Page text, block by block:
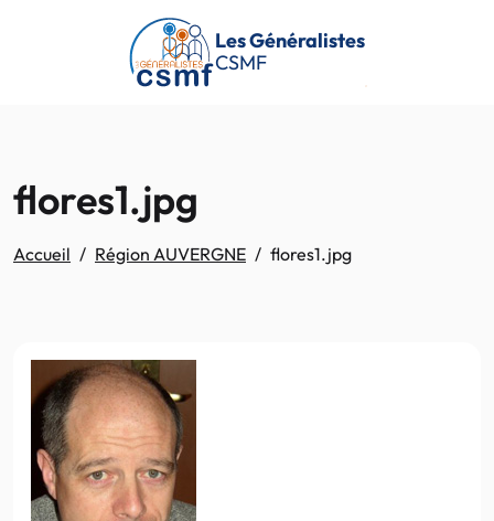
Passer au contenu principal
Les Généralistes
CSMF
flores1.jpg
Accueil Région AUVERGNE flores1.jpg